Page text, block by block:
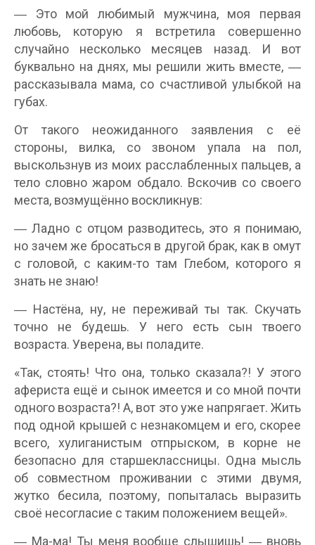
― Это мой любимый мужчина, моя первая
любовь, которую я встретила совершенно
случайно несколько месяцев назад. И вот
буквально на днях, мы решили жить вместе, ―
рассказывала мама, со счастливой улыбкой на
губах.
От такого неожиданного заявления с её
стороны, вилка, со звоном упала на пол,
выскользнув из моих расслабленных пальцев, а
тело словно жаром обдало. Вскочив со своего
места, возмущённо воскликнув:
― Ладно с отцом разводитесь, это я понимаю,
но зачем же бросаться в другой брак, как в омут
с головой, с каким-то там Глебом, которого я
знать не знаю!
― Настёна, ну, не переживай ты так. Скучать
точно не будешь. У него есть сын твоего
возраста. Уверена, вы поладите.
«Так, стоять! Что она, только сказала?! У этого
афериста ещё и сынок имеется и со мной почти
одного возраста?! А, вот это уже напрягает. Жить
под одной крышей с незнакомцем и его, скорее
всего, хулиганистым отпрыском, в корне не
безопасно для старшеклассницы. Одна мысль
об совместном проживании с этими двумя,
жутко бесила, поэтому, попыталась выразить
своё несогласие с таким положением вещей».
― Ма-ма! Ты меня вообще слышишь! ― вновь